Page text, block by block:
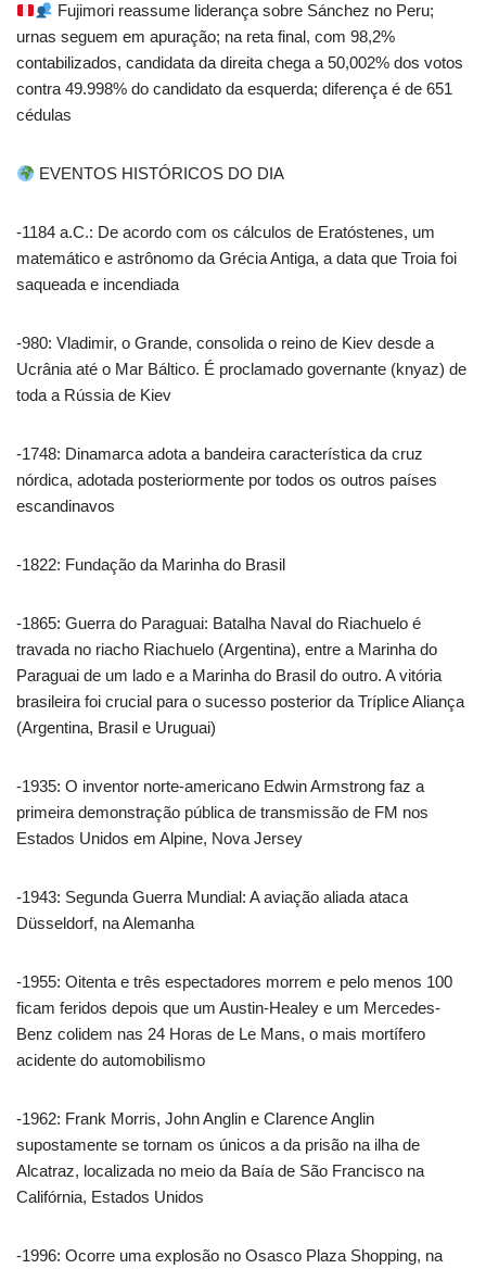
Fujimori reassume liderança sobre Sánchez no Peru;
urnas seguem em apuração; na reta final, com 98,2%
contabilizados, candidata da direita chega a 50,002% dos votos
contra 49.998% do candidato da esquerda; diferença é de 651
cédulas
EVENTOS HISTÓRICOS DO DIA
-1184 a.C.: De acordo com os cálculos de Eratóstenes, um
matemático e astrônomo da Grécia Antiga, a data que Troia foi
saqueada e incendiada
-980: Vladimir, o Grande, consolida o reino de Kiev desde a
Ucrânia até o Mar Báltico. É proclamado governante (knyaz) de
toda a Rússia de Kiev
-1748: Dinamarca adota a bandeira característica da cruz
nórdica, adotada posteriormente por todos os outros países
escandinavos
-1822: Fundação da Marinha do Brasil
-1865: Guerra do Paraguai: Batalha Naval do Riachuelo é
travada no riacho Riachuelo (Argentina), entre a Marinha do
Paraguai de um lado e a Marinha do Brasil do outro. A vitória
brasileira foi crucial para o sucesso posterior da Tríplice Aliança
(Argentina, Brasil e Uruguai)
-1935: O inventor norte-americano Edwin Armstrong faz a
primeira demonstração pública de transmissão de FM nos
Estados Unidos em Alpine, Nova Jersey
-1943: Segunda Guerra Mundial: A aviação aliada ataca
Düsseldorf, na Alemanha
-1955: Oitenta e três espectadores morrem e pelo menos 100
ficam feridos depois que um Austin-Healey e um Mercedes-
Benz colidem nas 24 Horas de Le Mans, o mais mortífero
acidente do automobilismo
-1962: Frank Morris, John Anglin e Clarence Anglin
supostamente se tornam os únicos a da prisão na ilha de
Alcatraz, localizada no meio da Baía de São Francisco na
Califórnia, Estados Unidos
-1996: Ocorre uma explosão no Osasco Plaza Shopping, na